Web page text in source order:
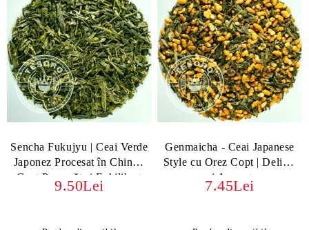
Sencha Fukujyu | Ceai Verde
Japonez Procesat în China -
Gust Proaspăt și Echilibrat
9.50Lei
Genmaicha - Ceai Japanese
Style cu Orez Copt | Delicat
și Aromat
7.45Lei